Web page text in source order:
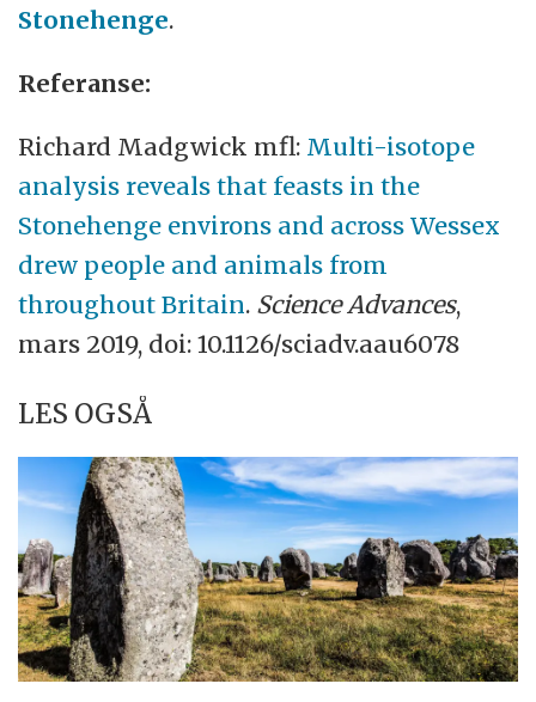
Stonehenge.
Referanse:
Richard Madgwick mfl: Multi-isotope
analysis reveals that feasts in the
Stonehenge environs and across Wessex
drew people and animals from
throughout Britain. Science Advances,
mars 2019, doi: 10.1126/sciadv.aau6078
LES OGSÅ